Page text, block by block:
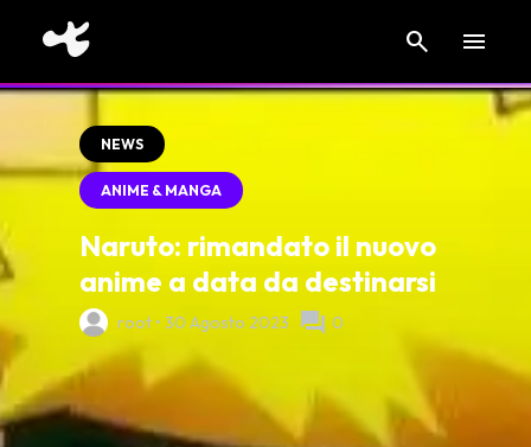
search menu
NEWS
ANIME & MANGA
Naruto: rimandato il nuovo
anime a data da destinarsi
root • 30 Agosto 2023 forum 0